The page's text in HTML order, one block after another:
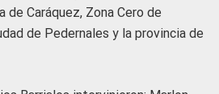
de Caráquez, Zona Cero de
de Pedernales y la provincia de